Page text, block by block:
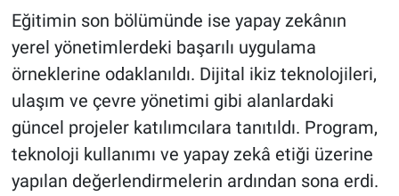
Eğitimin son bölümünde ise yapay zekânın
yerel yönetimlerdeki başarılı uygulama
örneklerine odaklanıldı. Dijital ikiz teknolojileri,
ulaşım ve çevre yönetimi gibi alanlardaki
güncel projeler katılımcılara tanıtıldı. Program,
teknoloji kullanımı ve yapay zekâ etiği üzerine
yapılan değerlendirmelerin ardından sona erdi.